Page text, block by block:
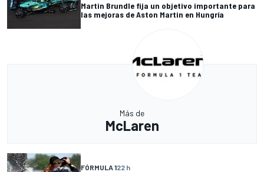
Martin Brundle fija un objetivo importante para
las mejoras de Aston Martin en Hungría
Más de
McLaren
FÓRMULA 122 h